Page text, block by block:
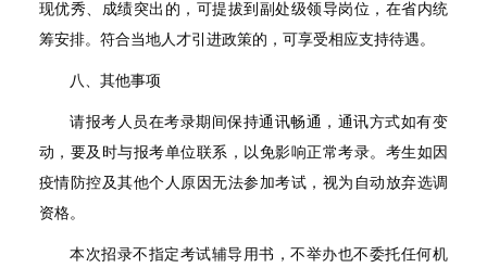
现优秀、成绩突出的，可提拔到副处级领导岗位，在省内统
筹安排。符合当地人才引进政策的，可享受相应支持待遇。
八、其他事项
请报考人员在考录期间保持通讯畅通，通讯方式如有变
动，要及时与报考单位联系，以免影响正常考录。考生如因
疫情防控及其他个人原因无法参加考试，视为自动放弃选调
资格。
本次招录不指定考试辅导用书，不举办也不委托任何机